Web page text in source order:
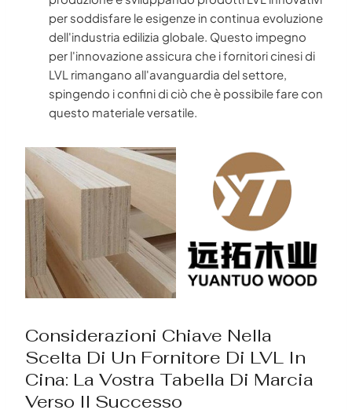
per soddisfare le esigenze in continua evoluzione
dell'industria edilizia globale. Questo impegno
per l'innovazione assicura che i fornitori cinesi di
LVL rimangano all'avanguardia del settore,
spingendo i confini di ciò che è possibile fare con
questo materiale versatile.
Considerazioni Chiave Nella
Scelta Di Un Fornitore Di LVL In
Cina: La Vostra Tabella Di Marcia
Verso Il Successo